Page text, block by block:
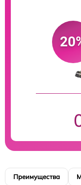
Преимущества